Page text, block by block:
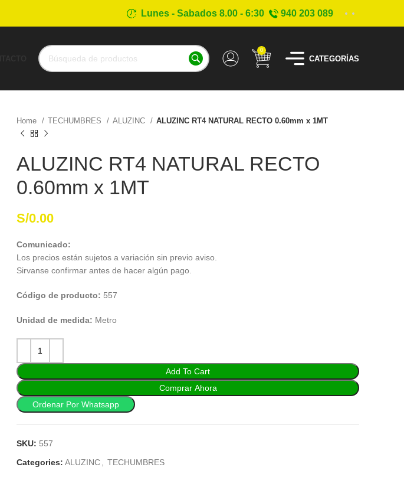
Lunes - Sabados 8.00 - 6:30 940 203 089
0
CATEGORÍAS
Home TECHUMBRES ALUZINC ALUZINC RT4 NATURAL RECTO 0.60mm x 1MT
ALUZINC RT4 NATURAL RECTO
0.60mm x 1MT
S/0.00
Comunicado:
Los precios están sujetos a variación sin previo aviso.
Sirvanse confirmar antes de hacer algún pago.
Código de producto: 557
Unidad de medida: Metro
Add To Cart
Comprar Ahora
Ordenar Por Whatsapp
SKU: 557
Categories: ALUZINC TECHUMBRES